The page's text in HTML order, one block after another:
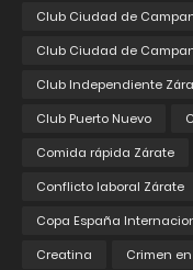
Club Ciudad de
Club Ciudad de
Club Independiente
Club Puerto Nuevo
Comida rápida Zárate
Conflicto laboral Zárate
Copa España
Creatina
Crimen